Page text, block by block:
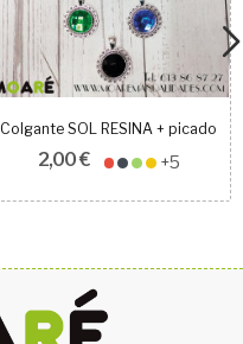
Colgante SOL RESINA + picado
2,00 € +5